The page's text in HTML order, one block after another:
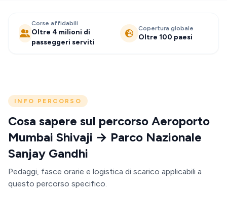
Corse affidabili
Oltre 4 milioni di
passeggeri serviti
Copertura globale
Oltre 100 paesi
INFO PERCORSO
Cosa sapere sul percorso Aeroporto
Mumbai Shivaji → Parco Nazionale
Sanjay Gandhi
Pedaggi, fasce orarie e logistica di scarico applicabili a
questo percorso specifico.